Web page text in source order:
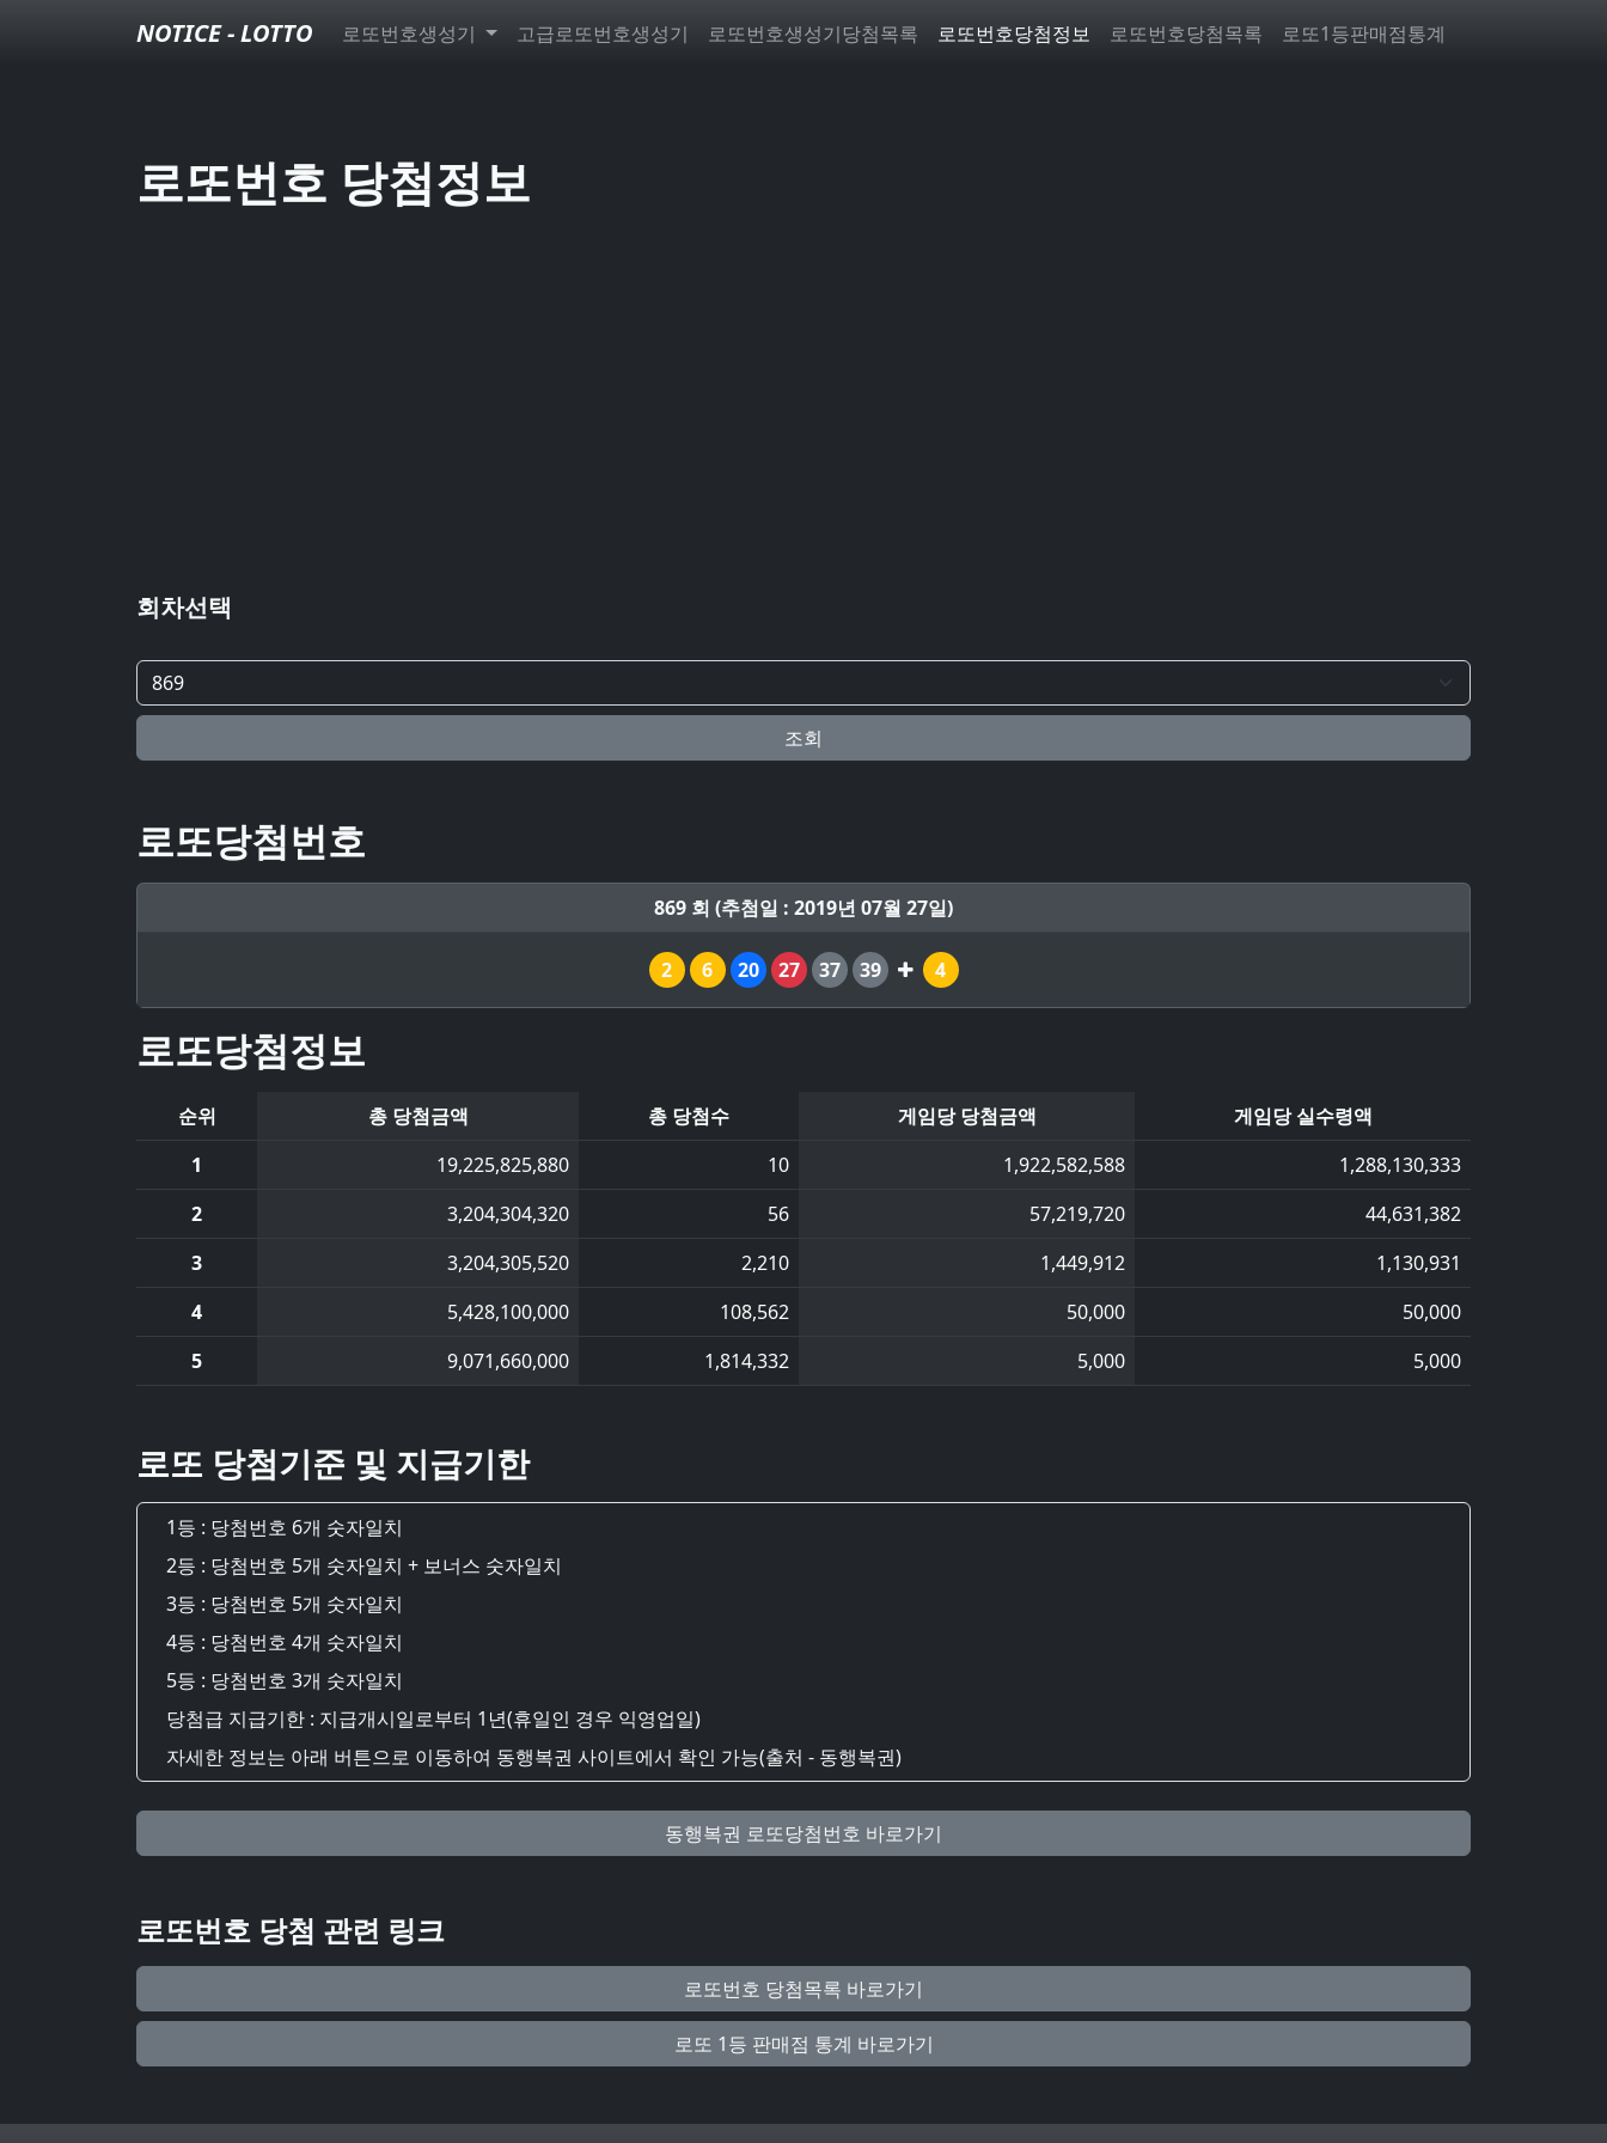
NOTICE - LOTTO 로또번호생성기 고급로또번호생성기 로또번호생성기당첨목록 로또번호당첨정보 로또번호당첨목록 로또1등판매점통계
로또번호 당첨정보
회차선택
조회
로또당첨번호
869 회 (추첨일 : 2019년 07월 27일)
2 6 20 27 37 39 4
로또당첨정보
순위 총 당첨금액 총 당첨수 게임당 당첨금액
게임당 실수령액
1
19,225,825,880 10 1,922,582,588
1,288,130,333
2
3,204,304,320 56 57,219,720
44,631,382
3
3,204,305,520 2,210 1,449,912
1,130,931
4
5,428,100,000 108,562 50,000
50,000
5
9,071,660,000 1,814,332 5,000 5,000
로또 당첨기준 및 지급기한
1등 : 당첨번호 6개 숫자일치
2등 : 당첨번호 5개 숫자일치 + 보너스 숫자일치
3등 : 당첨번호 5개 숫자일치
4등 : 당첨번호 4개 숫자일치
5등 : 당첨번호 3개 숫자일치
당첨급 지급기한 : 지급개시일로부터 1년(휴일인 경우 익영업일)
자세한 정보는 아래 버튼으로 이동하여 동행복권 사이트에서 확인 가능(출처 - 동행복권)
동행복권 로또당첨번호 바로가기
로또번호 당첨 관련 링크
로또번호 당첨목록 바로가기
로또 1등 판매점 통계 바로가기